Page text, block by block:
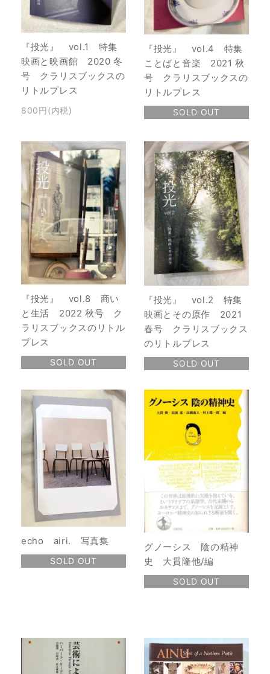
『投光』 vol.1 特集
映画と映画館 2020 冬
号 クラリスブックスの
リトルプレス
800円(内税)
『投光』 vol.4 特集
ことばと音楽 2021 秋
号 クラリスブックスの
リトルプレス
SOLD OUT
『投光』 vol.8 商い
と生活 2022 秋号 ク
ラリスブックスのリトル
プレス
SOLD OUT
『投光』 vol.2 特集
映画とその原作 2021
春号 クラリスブックス
のリトルプレス
SOLD OUT
echo airi. 写真集
SOLD OUT
グノーシス 陰の精神
史 大貫隆他/編
SOLD OUT